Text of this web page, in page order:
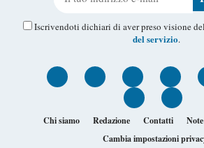
Iscrivendoti dichiari di aver preso visione
del servizio.
Chi siamo Redazione Contatti
Cambia impostazioni